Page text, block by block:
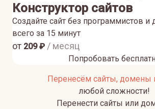
Конструктор сайтов
Создайте сайт без программистов и
всего за 15 минут
от 209₽ / месяц
Попробовать
Перенесём сайты, домены
любой сложности!
Перенести сайты или